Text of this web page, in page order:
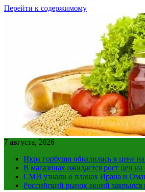
Перейти к содержимому
7 августа, 2026
Икра горбуши обвалилась в цене
В магазинах ожидается рост цен
СМИ узнали о планах Ирана и
Российский рынок акций закрылся